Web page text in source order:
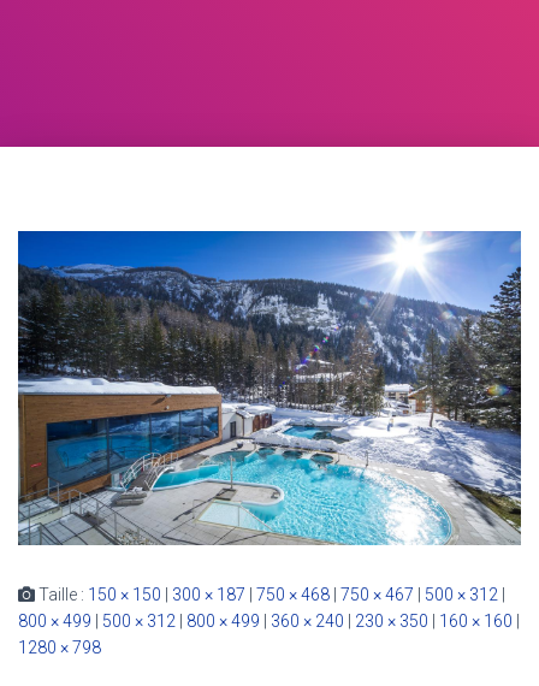
Taille : 150 × 150 | 300 × 187 | 750 × 468 | 750 × 467 | 500 × 312 |
800 × 499 | 500 × 312 | 800 × 499 | 360 × 240 | 230 × 350 | 160 × 160 |
1280 × 798